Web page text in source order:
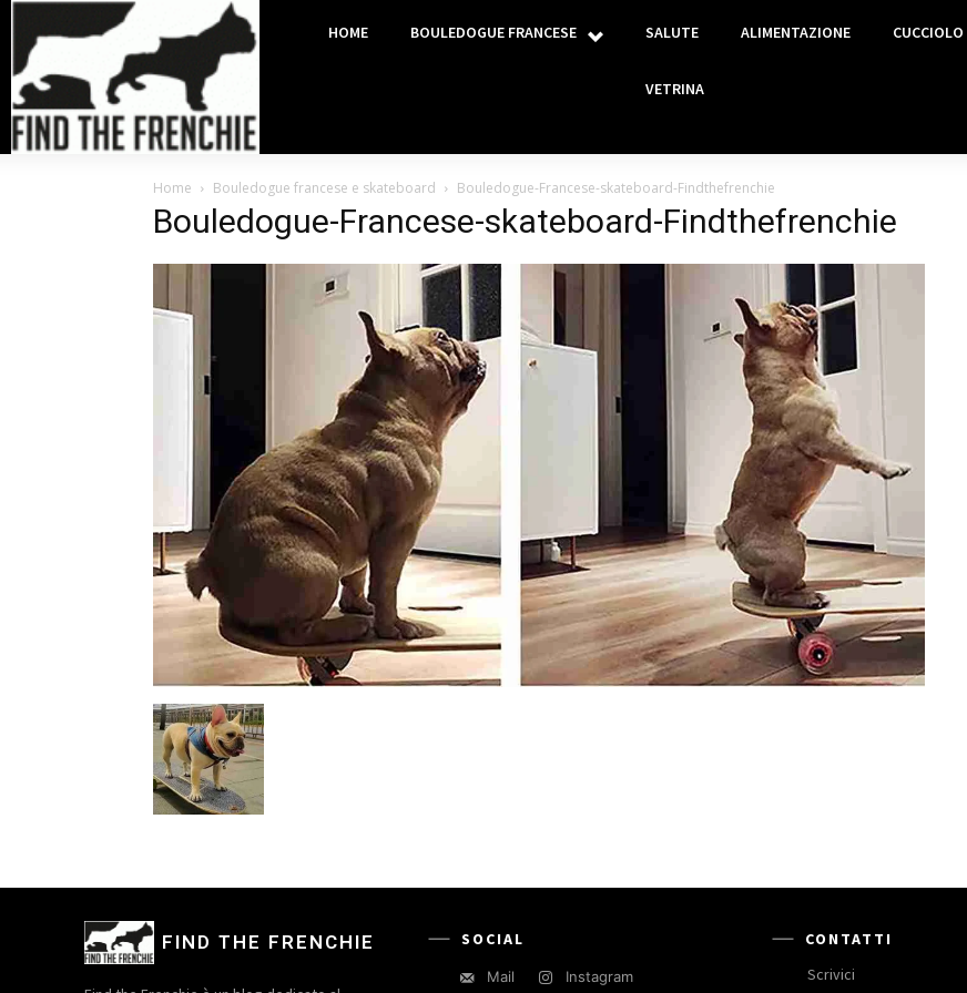
HOME BOULEDOGUE FRANCESE SALUTE ALIMENTAZIONE CUCCIOLO
VETRINA
Home Bouledogue francese e skateboard Bouledogue-Francese-skateboard-Findthefrenchie
Bouledogue-Francese-skateboard-Findthefrenchie
FIND THE FRENCHIE SOCIAL
Mail Instagram
CONTATTI
Scrivici